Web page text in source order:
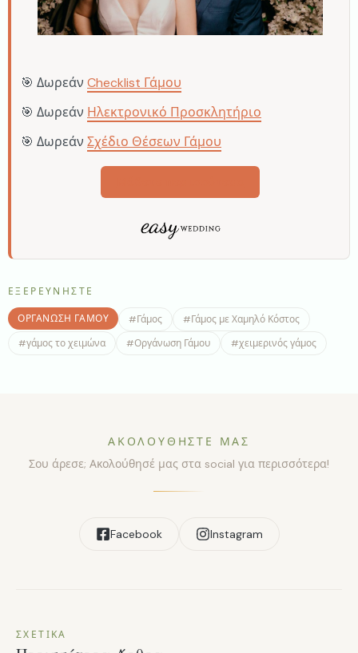
🎯 Δωρεάν Checklist Γάμου
🎯 Δωρεάν Ηλεκτρονικό Προσκλητήριο
🎯 Δωρεάν Σχέδιο Θέσεων Γάμου
ΕΞΕΡΕΥΝΉΣΤΕ
ΟΡΓΆΝΩΣΗ ΓΆΜΟΥ #Γάμος #Γάμος με Χαμηλό Κόστος
#γάμος το χειμώνα #Οργάνωση Γάμου #χειμερινός γάμος
ΑΚΟΛΟΥΘΉΣΤΕ ΜΑΣ
Σου άρεσε; Ακολούθησέ μας στα social για περισσότερα!
Facebook Instagram
ΣΧΕΤΙΚΆ